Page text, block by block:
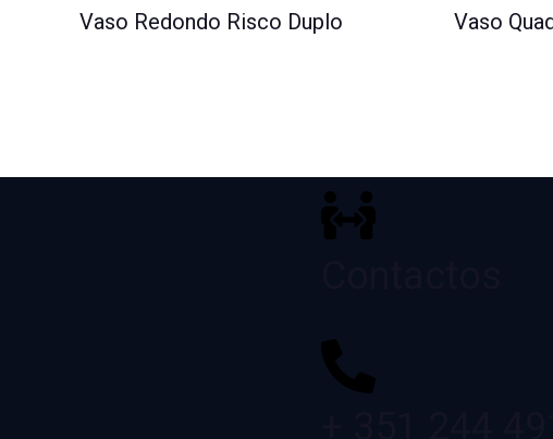
Vaso Redondo Risco Duplo Vaso